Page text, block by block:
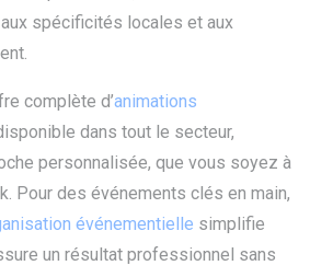
spécificités locales et aux
complète d’animations
dans tout le secteur,
personnalisée, que vous soyez à
Pour des événements clés en main,
événementielle simplifie
un résultat professionnel sans